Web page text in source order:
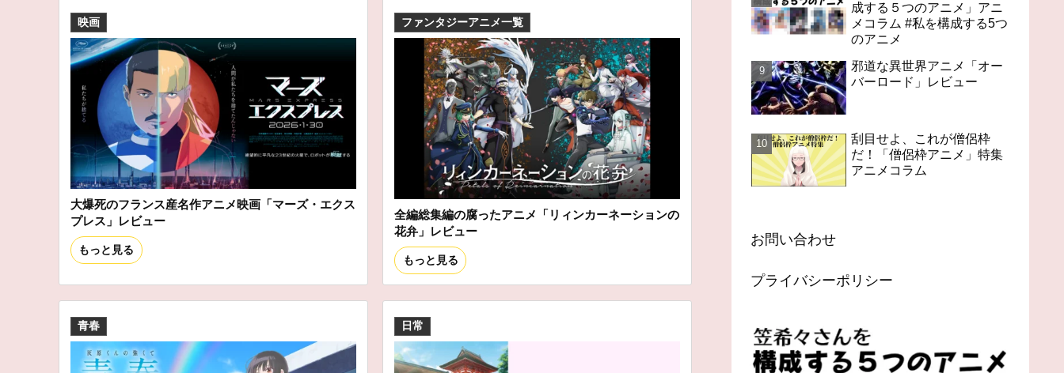
映画
大爆死のフランス産名作アニメ映画「マーズ・エクス
プレス」レビュー
もっと見る
ファンタジーアニメ一覧
全編総集編の腐ったアニメ「リィンカーネーションの
花弁」レビュー
もっと見る
青春 日常
成する５つのアニメ」アニ
メコラム #私を構成する5つ
のアニメ
邪道な異世界アニメ「オー
バーロード」レビュー
刮目せよ、これが僧侶枠
だ！「僧侶枠アニメ」特集
アニメコラム
お問い合わせ
プライバシーポリシー